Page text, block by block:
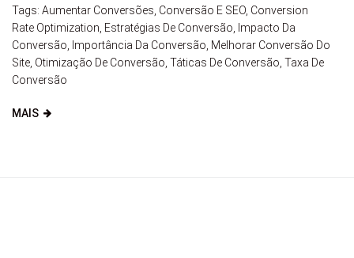
Tags: Aumentar Conversões Conversão E SEO Conversion
Rate Optimization Estratégias De Conversão
Impacto Da
Conversão
Importância Da Conversão Melhorar Conversão Do
Site Otimização De Conversão Táticas De Conversão Taxa De
Conversão
MAIS